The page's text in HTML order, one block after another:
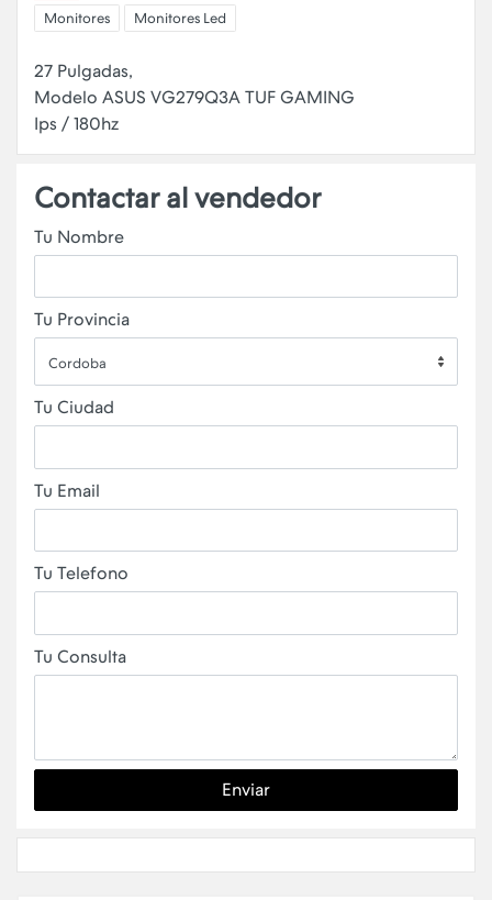
Monitores Monitores Led
27 Pulgadas,
Modelo ASUS VG279Q3A TUF GAMING
Contactar al vendedor
Tu Nombre
Tu Provincia
Cordoba
Tu Ciudad
Tu Email
Tu Telefono
Tu Consulta
Enviar